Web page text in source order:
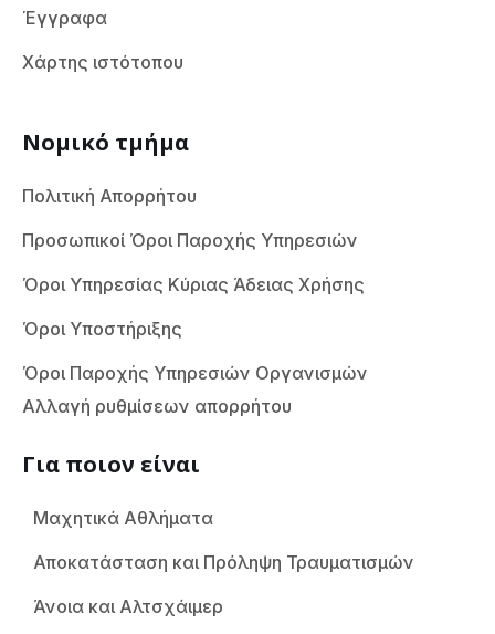
Έγγραφα
Χάρτης ιστότοπου
Νομικό τμήμα
Πολιτική Απορρήτου
Προσωπικοί Όροι Παροχής Υπηρεσιών
Όροι Υπηρεσίας Κύριας Άδειας Χρήσης
Όροι Υποστήριξης
Όροι Παροχής Υπηρεσιών Οργανισμών
Αλλαγή ρυθμίσεων απορρήτου
Για ποιον είναι
Μαχητικά Αθλήματα
Αποκατάσταση και Πρόληψη Τραυματισμών
Άνοια και Αλτσχάιμερ